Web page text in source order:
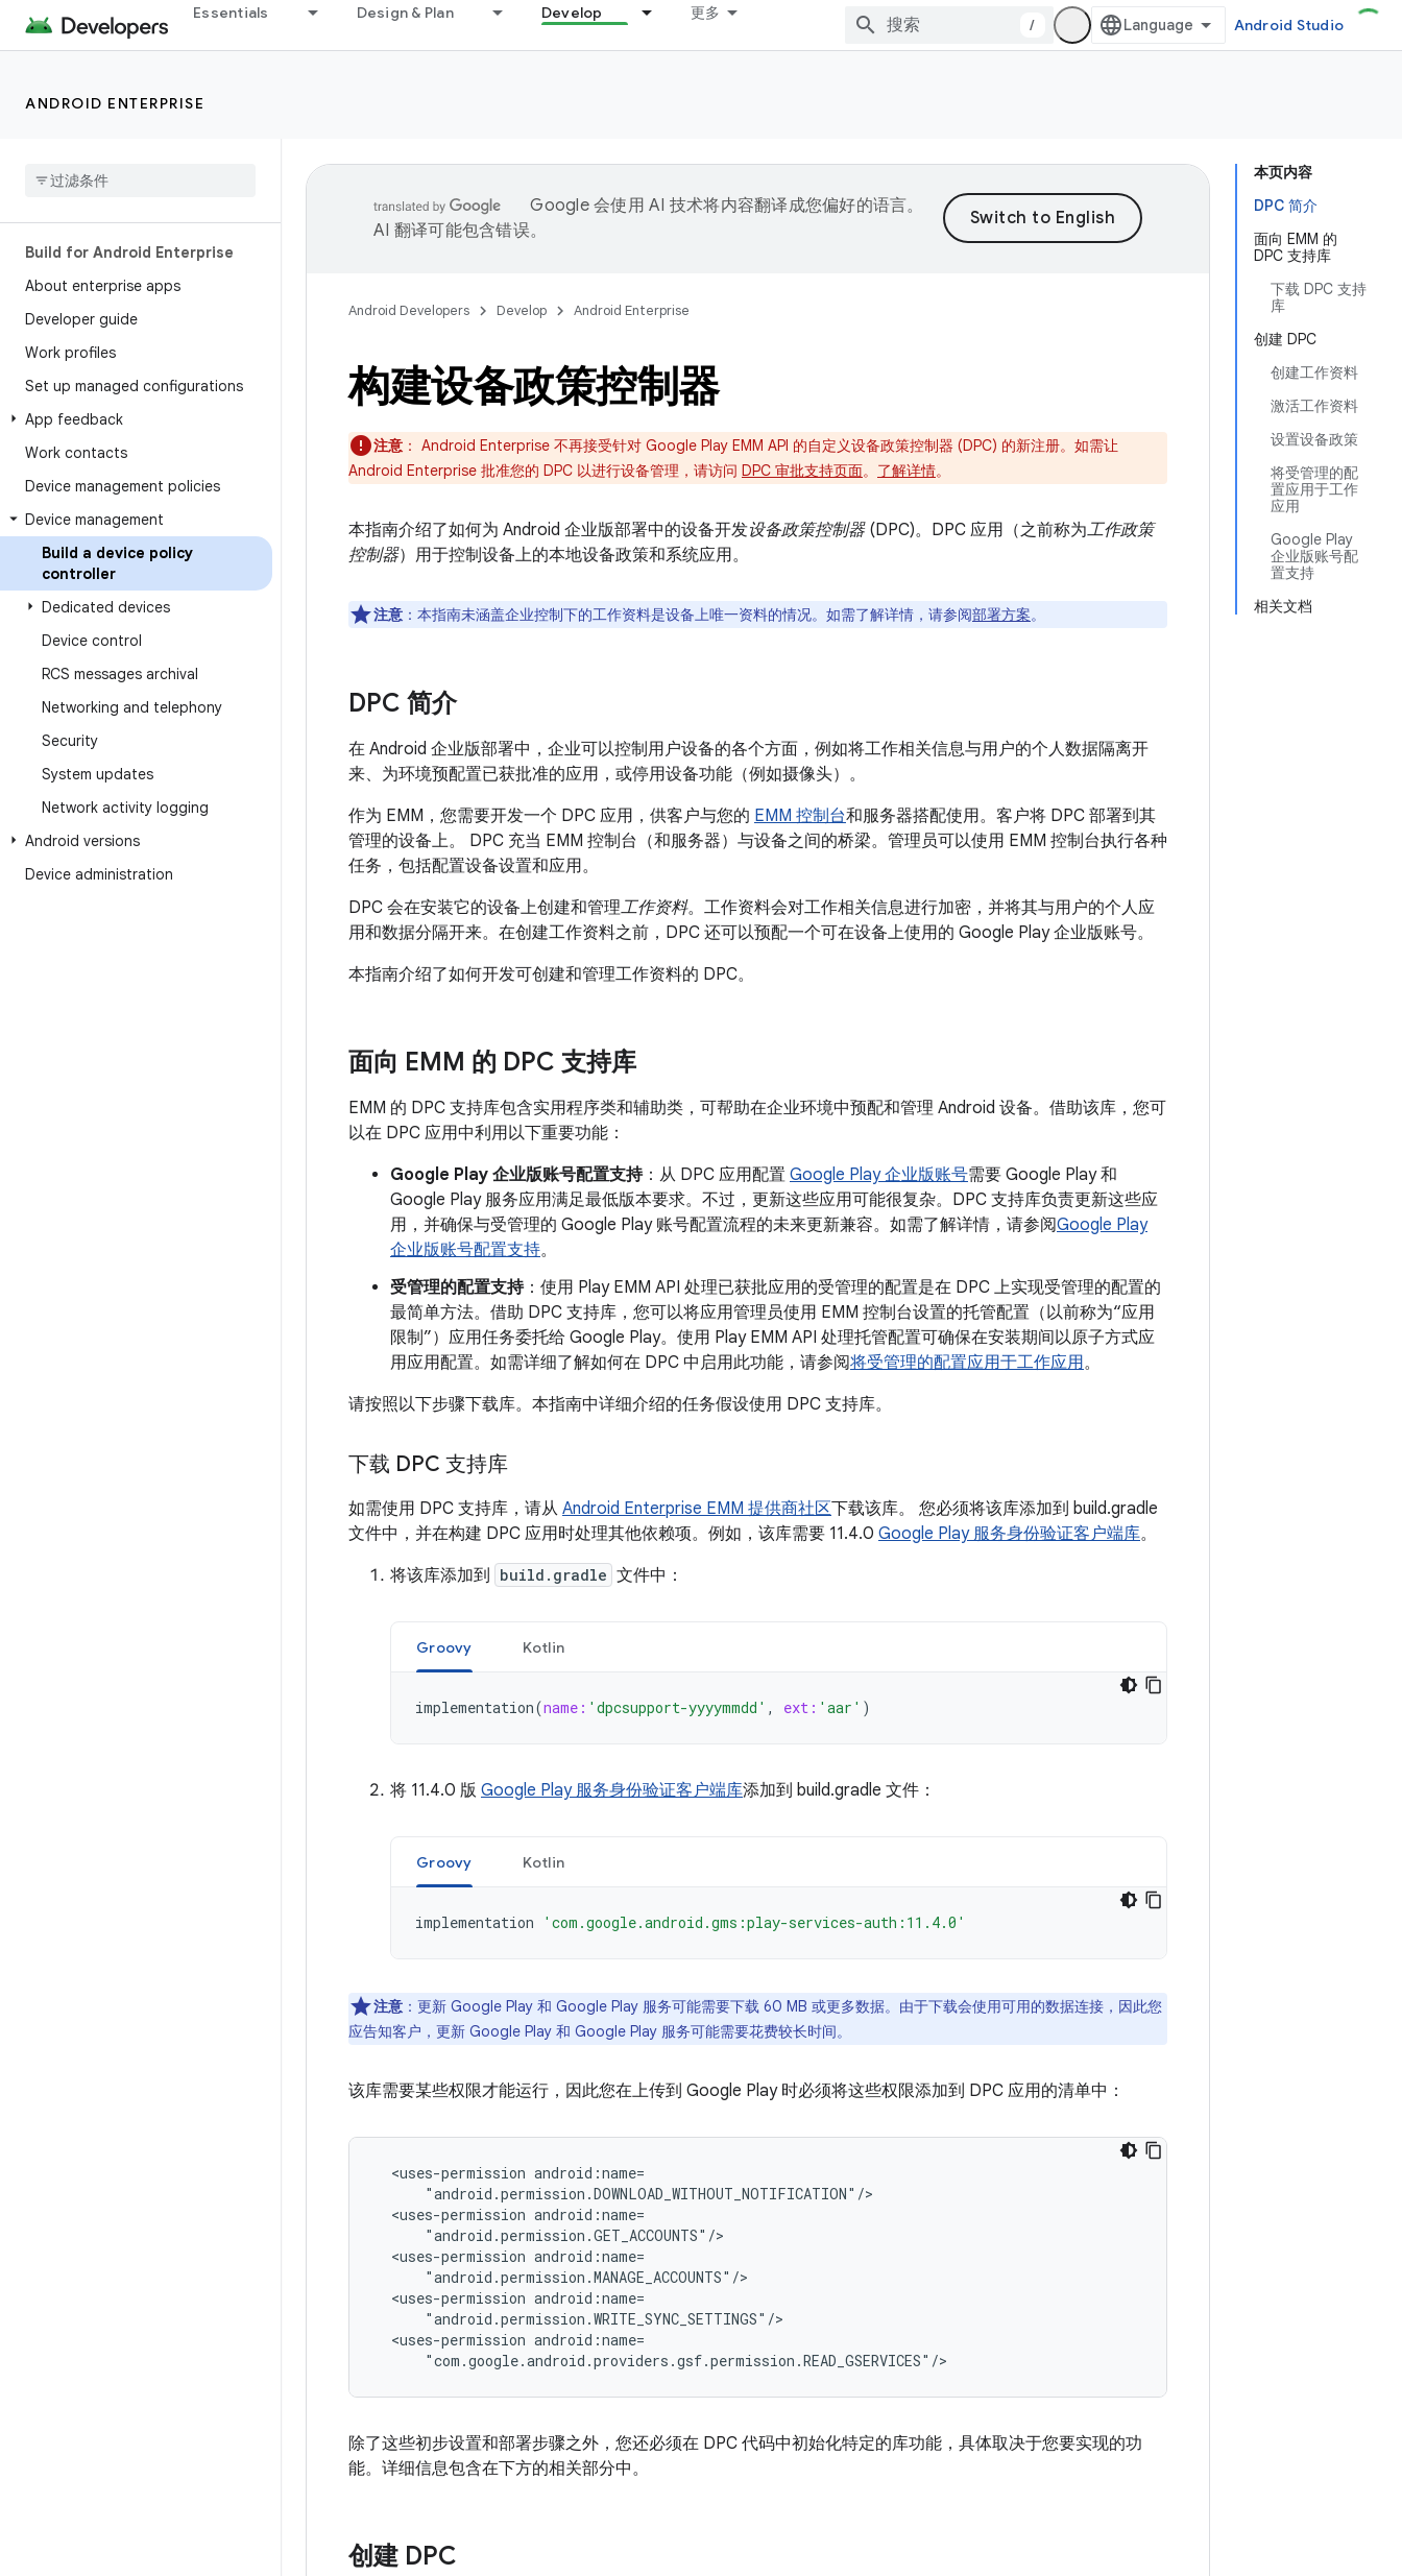
Essentials Design & Plan Develop 更多
/ Android Studio
ANDROID ENTERPRISE
Build for Android Enterprise
About enterprise apps
Developer guide
Work profiles
Set up managed configurations
App feedback
Work contacts
Device management policies
Device management
Build a device policy
controller
Dedicated devices
Device control
RCS messages archival
Networking and telephony
Security
System updates
Network activity logging
Android versions
Device administration
本页内容
DPC 简介
面向 EMM 的
DPC 支持库
下载 DPC 支持
库
创建 DPC
创建工作资料
激活工作资料
设置设备政策
将受管理的配
置应用于工作
应用
Google Play
企业版账号配
置支持
相关文档
Google 会使用 AI 技术将内容翻译成您偏好的语言。
AI 翻译可能包含错误。
Android Developers Develop Android Enterprise
构建设备政策控制器
注意 ： Android Enterprise 不再接受针对 Google Play EMM API 的自定义设备政策控制器 (DPC) 的新注册。如需让
Android Enterprise 批准您的 DPC 以进行设备管理，请访问 DPC 审批支持页面。 了解详情。
本指南介绍了如何为 Android 企业版部署中的设备开发设备政策控制器(DPC)。DPC 应用（之前称为工作政策
控制器）用于控制设备上的本地设备政策和系统应用。
注意 ：本指南未涵盖企业控制下的工作资料是设备上唯一资料的情况。如需了解详情，请参阅部署方案。
DPC 简介
在 Android 企业版部署中，企业可以控制用户设备的各个方面，例如将工作相关信息与用户的个人数据隔离开
来、为环境预配置已获批准的应用，或停用设备功能（例如摄像头）。
作为 EMM，您需要开发一个 DPC 应用，供客户与您的 EMM 控制台和服务器搭配使用。客户将 DPC 部署到其
管理的设备上。 DPC 充当 EMM 控制台（和服务器）与设备之间的桥梁。管理员可以使用 EMM 控制台执行各种
任务，包括配置设备设置和应用。
DPC 会在安装它的设备上创建和管理工作资料。工作资料会对工作相关信息进行加密，并将其与用户的个人应
用和数据分隔开来。在创建工作资料之前，DPC 还可以预配一个可在设备上使用的 Google Play 企业版账号。
本指南介绍了如何开发可创建和管理工作资料的 DPC。
面向 EMM 的 DPC 支持库
EMM 的 DPC 支持库包含实用程序类和辅助类，可帮助在企业环境中预配和管理 Android 设备。借助该库，您可
以在 DPC 应用中利用以下重要功能：
Google Play 企业版账号配置支持：从 DPC 应用配置 Google Play 企业版账号需要 Google Play 和
Google Play 服务应用满足最低版本要求。不过，更新这些应用可能很复杂。DPC 支持库负责更新这些应
用，并确保与受管理的 Google Play 账号配置流程的未来更新兼容。如需了解详情，请参阅Google Play
企业版账号配置支持。
受管理的配置支持：使用 Play EMM API 处理已获批应用的受管理的配置是在 DPC 上实现受管理的配置的
最简单方法。借助 DPC 支持库，您可以将应用管理员使用 EMM 控制台设置的托管配置（以前称为“应用
限制”）应用任务委托给 Google Play。使用 Play EMM API 处理托管配置可确保在安装期间以原子方式应
用应用配置。如需详细了解如何在 DPC 中启用此功能，请参阅将受管理的配置应用于工作应用。
请按照以下步骤下载库。本指南中详细介绍的任务假设使用 DPC 支持库。
下载 DPC 支持库
如需使用 DPC 支持库，请从 Android Enterprise EMM 提供商社区下载该库。 您必须将该库添加到 build.gradle
文件中，并在构建 DPC 应用时处理其他依赖项。例如，该库需要 11.4.0 Google Play 服务身份验证客户端库。
将该库添加到
build.gradle 文件中：
Groovy Kotlin
implementation(name: 'dpcsupport-yyyymmdd' , ext: 'aar' )
将 11.4.0 版 Google Play 服务身份验证客户端库添加到 build.gradle 文件：
Groovy Kotlin
implementation 'com.google.android.gms:play-services-auth:11.4.0'
注意 ：更新 Google Play 和 Google Play 服务可能需要下载 60 MB 或更多数据。由于下载会使用可用的数据连接，因此您
应告知客户，更新 Google Play 和 Google Play 服务可能需要花费较长时间。
该库需要某些权限才能运行，因此您在上传到 Google Play 时必须将这些权限添加到 DPC 应用的清单中：
<uses-permission
<uses-permission
<uses-permission
<uses-permission
<uses-permission
"com.google.android.providers.gsf.permission.READ_GSERVICES"/>
除了这些初步设置和部署步骤之外，您还必须在 DPC 代码中初始化特定的库功能，具体取决于您要实现的功
能。详细信息包含在下方的相关部分中。
创建 DPC